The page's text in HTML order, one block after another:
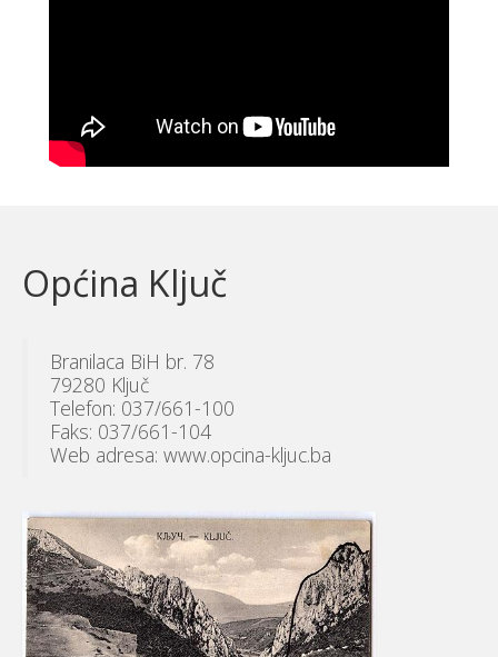
Općina Ključ
Branilaca BiH br. 78
79280 Ključ
Telefon: 037/661-100
Faks: 037/661-104
Web adresa: www.opcina-kljuc.ba